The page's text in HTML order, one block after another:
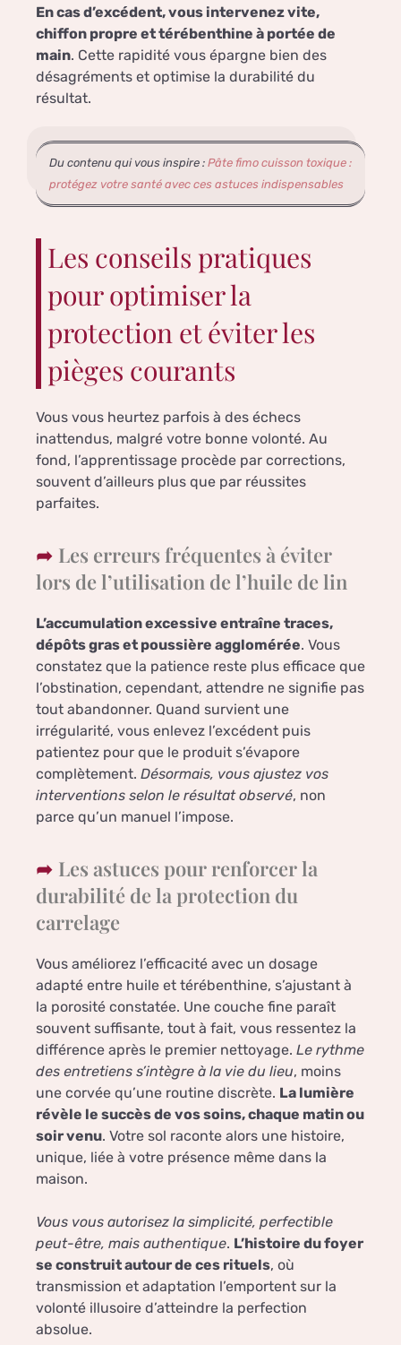
En cas d’excédent, vous intervenez vite,
chiffon propre et térébenthine à portée de
main. Cette rapidité vous épargne bien des
désagréments et optimise la durabilité du
résultat.
Du contenu qui vous inspire : Pâte fimo cuisson toxique :
protégez votre santé avec ces astuces indispensables
Les conseils pratiques
pour optimiser la
protection et éviter les
pièges courants
Vous vous heurtez parfois à des échecs
inattendus, malgré votre bonne volonté. Au
fond, l’apprentissage procède par corrections,
souvent d’ailleurs plus que par réussites
parfaites.
Les erreurs fréquentes à éviter
lors de l’utilisation de l’huile de lin
L’accumulation excessive entraîne traces,
dépôts gras et poussière agglomérée. Vous
constatez que la patience reste plus efficace que
l’obstination, cependant, attendre ne signifie pas
tout abandonner. Quand survient une
irrégularité, vous enlevez l’excédent puis
patientez pour que le produit s’évapore
complètement. Désormais, vous ajustez vos
interventions selon le résultat observé, non
parce qu’un manuel l’impose.
Les astuces pour renforcer la
durabilité de la protection du
carrelage
Vous améliorez l’efficacité avec un dosage
adapté entre huile et térébenthine, s’ajustant à
la porosité constatée. Une couche fine paraît
souvent suffisante, tout à fait, vous ressentez la
différence après le premier nettoyage. Le rythme
des entretiens s’intègre à la vie du lieu, moins
une corvée qu’une routine discrète. La lumière
révèle le succès de vos soins, chaque matin ou
soir venu. Votre sol raconte alors une histoire,
unique, liée à votre présence même dans la
maison.
Vous vous autorisez la simplicité, perfectible
peut-être, mais authentique. L’histoire du foyer
se construit autour de ces rituels, où
transmission et adaptation l’emportent sur la
volonté illusoire d’atteindre la perfection
absolue.